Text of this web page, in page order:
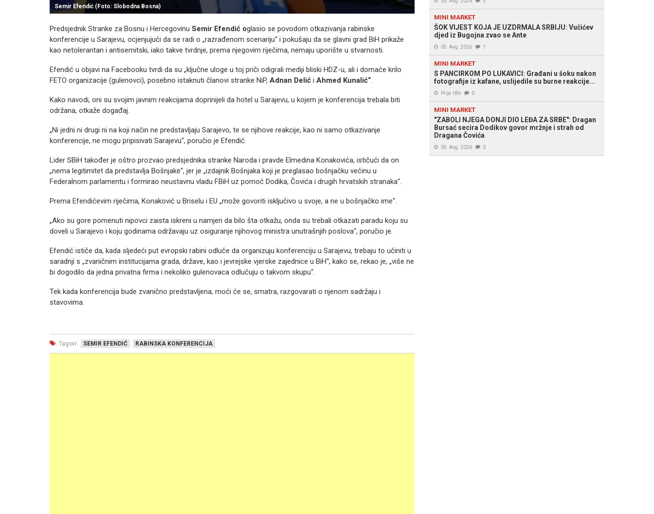
Semir Efendić (Foto: Slobodna Bosna)
Predsjednik Stranke za Bosnu i Hercegovinu Semir Efendić oglasio se povodom otkazivanja rabinske
konferencije u Sarajevu, ocjenjujući da se radi o „razrađenom scenariju“ i pokušaju da se glavni grad BiH prikaže
kao netolerantan i antisemitski, iako takve tvrdnje, prema njegovim riječima, nemaju uporište u stvarnosti.
Efendić u objavi na Facebooku tvrdi da su „ključne uloge u toj priči odigrali mediji bliski HDZ-u, ali i domaće krilo
FETO organizacije (gulenovci), posebno istaknuti članovi stranke NiP, Adnan Delić i Ahmed Kunalić“.
Kako navodi, oni su svojim javnim reakcijama doprinijeli da hotel u Sarajevu, u kojem je konferencija trebala biti
održana, otkaže događaj.
„Ni jedni ni drugi ni na koji način ne predstavljaju Sarajevo, te se njihove reakcije, kao ni samo otkazivanje
konferencije, ne mogu pripisivati Sarajevu“, poručio je Efendić.
Lider SBiH također je oštro prozvao predsjednika stranke Naroda i pravde Elmedina Konakovića, ističući da on
„nema legitimitet da predstavlja Bošnjake“, jer je „izdajnik Bošnjaka koji je preglasao bošnjačku većinu u
Federalnom parlamentu i formirao neustavnu vladu FBiH uz pomoć Dodika, Čovića i drugih hrvatskih stranaka“.
Prema Efendićevim riječima, Konaković u Briselu i EU „može govoriti isključivo u svoje, a ne u bošnjačko ime“.
„Ako su gore pomenuti nipovci zaista iskreni u namjeri da bilo šta otkažu, onda su trebali otkazati paradu koju su
doveli u Sarajevo i koju godinama održavaju uz osiguranje njihovog ministra unutrašnjih poslova“, poručio je.
Efendić ističe da, kada sljedeći put evropski rabini odluče da organizuju konferenciju u Sarajevu, trebaju to učiniti u
saradnji s „zvaničnim institucijama grada, države, kao i jevrejske vjerske zajednice u BiH“, kako se, rekao je, „više ne
bi dogodilo da jedna privatna firma i nekoliko gulenovaca odlučuju o takvom skupu“.
Tek kada konferencija bude zvanično predstavljena, moći će se, smatra, razgovarati o njenom sadržaju i
stavovima.
Tagovi: SEMIR EFENDIĆ RABINSKA KONFERENCIJA
MINI MARKET
ŠOK VIJEST KOJA JE UZDRMALA SRBIJU: Vučićev
djed iz Bugojna zvao se Ante
05. Avg. 2026 1
MINI MARKET
S PANCIRKOM PO LUKAVICI: Građani u šoku nakon
fotografije iz kafane, uslijedile su burne reakcije...
Prije 18h 0
MINI MARKET
"ZABOLI NJEGA DONJI DIO LEĐA ZA SRBE": Dragan
Bursać secira Dodikov govor mržnje i strah od
Dragana Čovića
05. Avg. 2026 0